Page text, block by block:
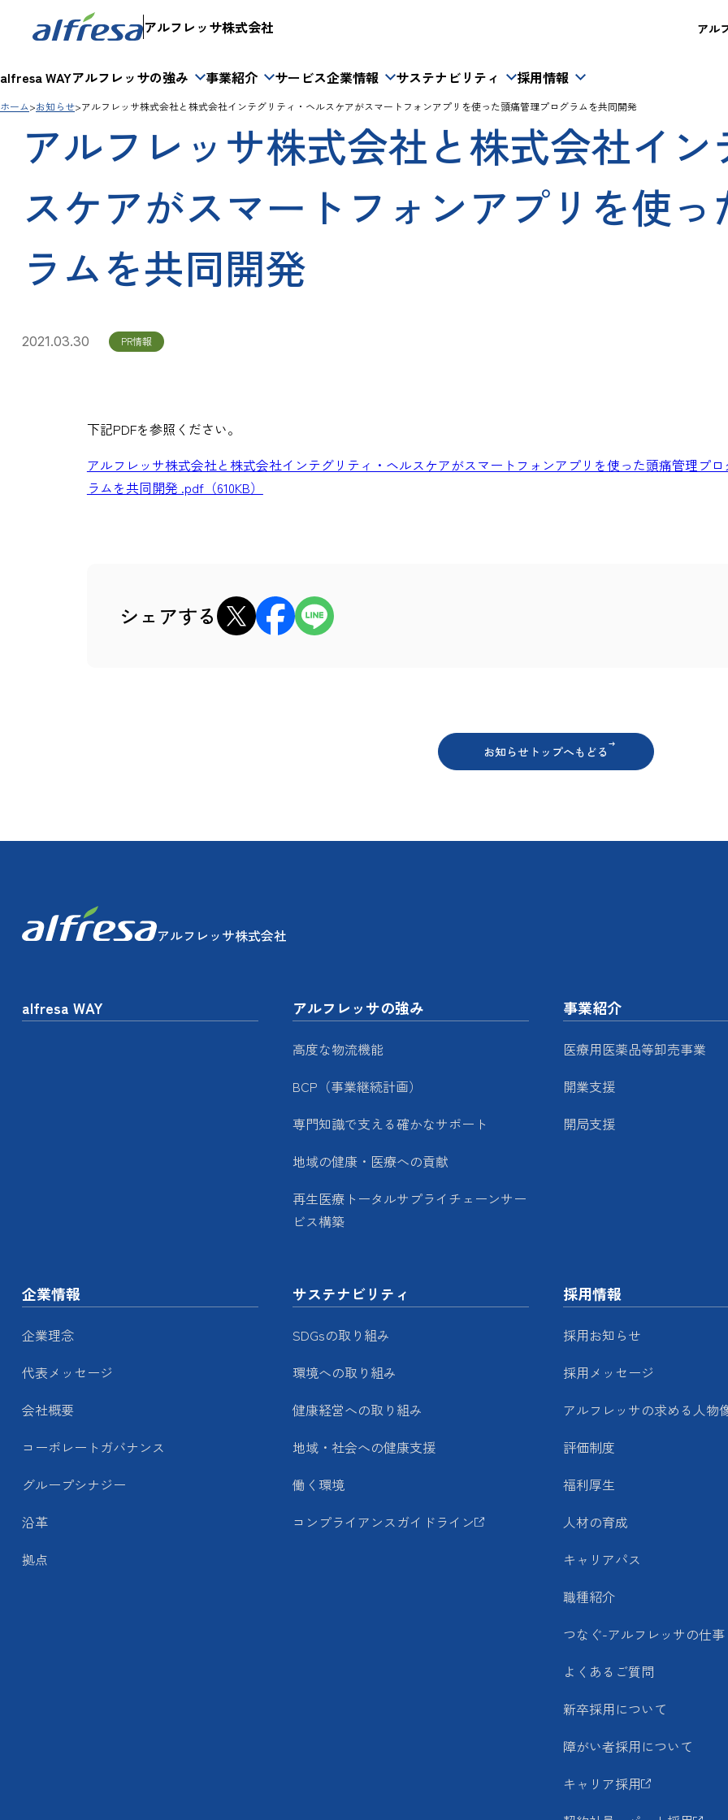
アルフレッサ株式会社
alfresa WAYアルフレッサの強み 事業紹介 サービス企業情報 サステナビリティ 採用情報
アル
ホーム お知らせ アルフレッサ株式会社と株式会社インテグリティ・ヘルスケアがスマートフォンアプリを使った頭痛管理プログラムを共同開発
アルフレッサ株式会社と株式会社イ
スケアがスマートフォンアプリを使
ラムを共同開発
2021.03.30 PR情報
下記PDFを参照ください。
アルフレッサ株式会社と株式会社インテグリティ・ヘルスケアがスマートフォンアプリを使った頭痛管理プロ
ラムを共同開発 .pdf（610KB）
シェアする xでシェアFacebookでシェア
LINEでシェア
お知らせトップへもどる
アルフレッサ株式会社
alfresa WAY アルフレッサの強み
高度な物流機能
BCP（事業継続計画）
専門知識で支える確かなサポート
地域の健康・医療への貢献
再生医療トータルサプライチェーンサー
ビス構築
事業紹介
医療用医薬品等卸売事業
開業支援
開局支援
企業情報
企業理念
代表メッセージ
会社概要
コーポレートガバナンス
グループシナジー
沿革
拠点
サステナビリティ
SDGsの取り組み
環境への取り組み
健康経営への取り組み
地域・社会への健康支援
働く環境
コンプライアンスガイドライン
採用情報
採用お知らせ
採用メッセージ
アルフレッサの求める人物
評価制度
福利厚生
人材の育成
キャリアパス
職種紹介
つなぐ-アルフレッサの仕事
よくあるご質問
新卒採用について
障がい者採用について
キャリア採用